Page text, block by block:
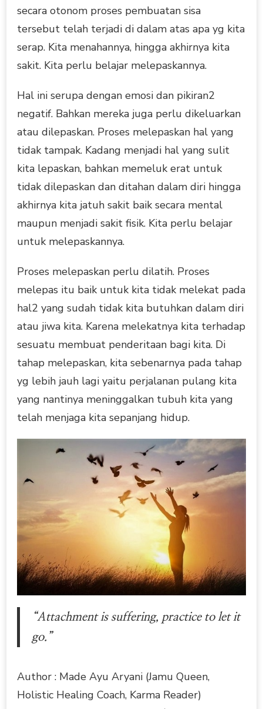
secara otonom proses pembuatan sisa
tersebut telah terjadi di dalam atas apa yg kita
serap. Kita menahannya, hingga akhirnya kita
sakit. Kita perlu belajar melepaskannya.
Hal ini serupa dengan emosi dan pikiran2
negatif. Bahkan mereka juga perlu dikeluarkan
atau dilepaskan. Proses melepaskan hal yang
tidak tampak. Kadang menjadi hal yang sulit
kita lepaskan, bahkan memeluk erat untuk
tidak dilepaskan dan ditahan dalam diri hingga
akhirnya kita jatuh sakit baik secara mental
maupun menjadi sakit fisik. Kita perlu belajar
untuk melepaskannya.
Proses melepaskan perlu dilatih. Proses
melepas itu baik untuk kita tidak melekat pada
hal2 yang sudah tidak kita butuhkan dalam diri
atau jiwa kita. Karena melekatnya kita terhadap
sesuatu membuat penderitaan bagi kita. Di
tahap melepaskan, kita sebenarnya pada tahap
yg lebih jauh lagi yaitu perjalanan pulang kita
yang nantinya meninggalkan tubuh kita yang
telah menjaga kita sepanjang hidup.
“Attachment is suffering, practice to let it
go.”
Author : Made Ayu Aryani (Jamu Queen,
Holistic Healing Coach, Karma Reader)